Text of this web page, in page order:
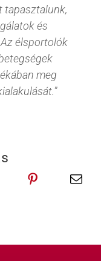
tapasztalunk,
és
élsportolók
meg
”